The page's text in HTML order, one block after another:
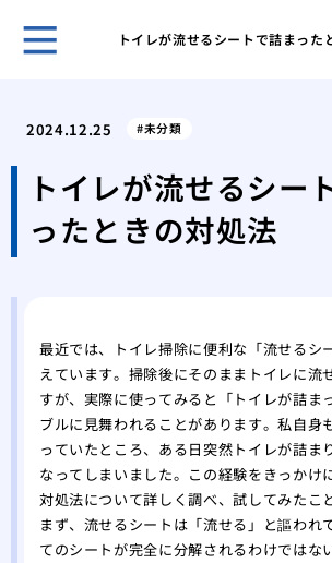
トイレが流せるシートで詰まった
2024.12.25 未分類
トイレが流せるシー
ったときの対処法
最近では、トイレ掃除に便利な「流せるシ
えています。掃除後にそのままトイレに流
すが、実際に使ってみると「トイレが詰ま
ブルに見舞われることがあります。私自身
っていたところ、ある日突然トイレが詰ま
なってしまいました。この経験をきっかけ
対処法について詳しく調べ、試してみたこ
まず、流せるシートは「流せる」と謳われ
てのシートが完全に分解されるわけではな